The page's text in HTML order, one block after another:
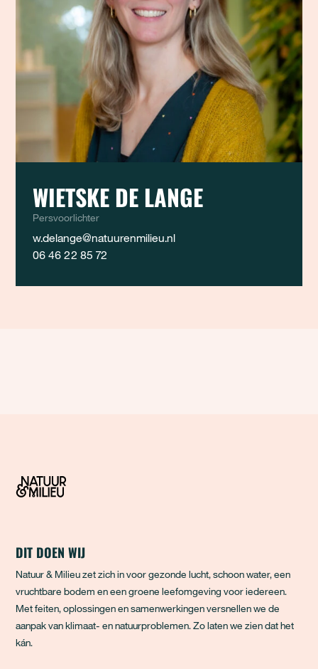
WIETSKE DE LANGE
Persvoorlichter
w.delange@natuurenmilieu.nl
06 46 22 85 72
DIT DOEN WIJ
Natuur & Milieu zet zich in voor gezonde lucht, schoon water, een
vruchtbare bodem en een groene leefomgeving voor iedereen.
Met feiten, oplossingen en samenwerkingen versnellen we de
aanpak van klimaat- en natuurproblemen. Zo laten we zien dat het
kán.